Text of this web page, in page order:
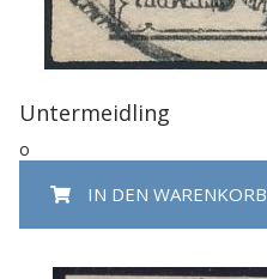
Untermeidling
o
IN DEN WARENKORB